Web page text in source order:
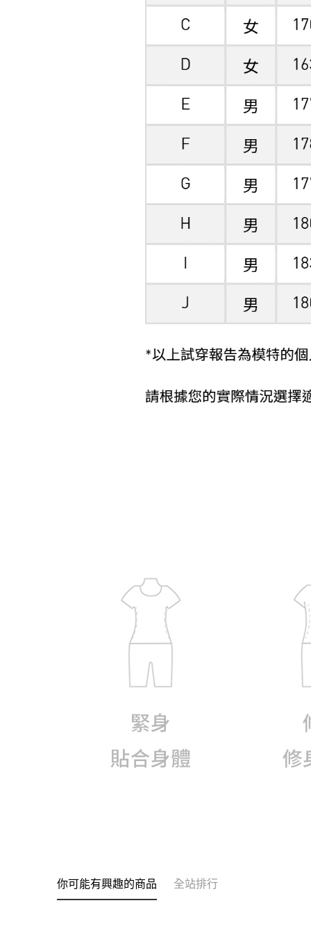
你可能有興趣的商品 全站排行